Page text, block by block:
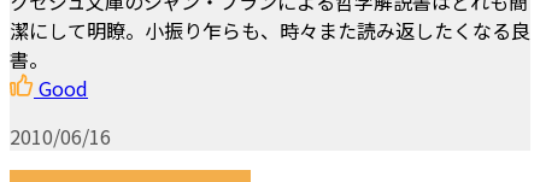
潔にして明瞭。小振り乍らも、時々また読み返したくなる良
書。
Good
2010/06/16